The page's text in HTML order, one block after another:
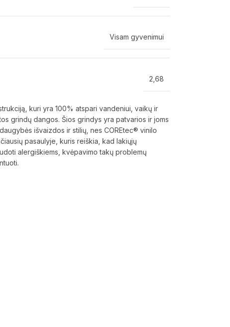
Visam gyvenimui
2,68
kuri yra 100% atspari vandeniui, vaikų ir
grindų dangos. Šios grindys yra patvarios ir joms
išvaizdos ir stilių, nes COREtec® vinilo
pasaulyje, kuris reiškia, kad lakiųjų
alergiškiems, kvėpavimo takų problemų